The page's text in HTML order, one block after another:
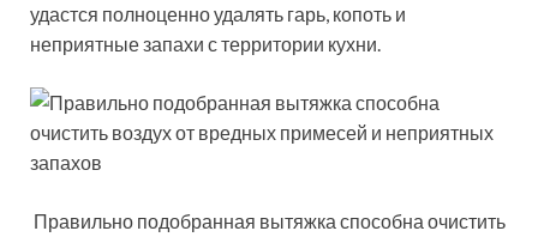
удастся полноценно удалять гарь, копоть и
неприятные запахи с территории кухни.
Правильно подобранная вытяжка способна очистить